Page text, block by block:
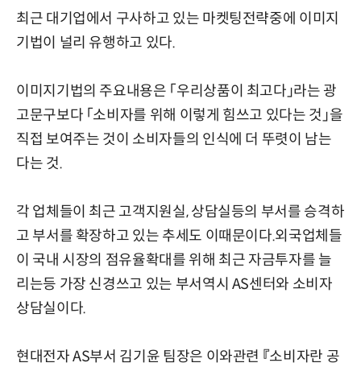
최근 대기업에서 구사하고 있는 마켓팅전략중에 이미지
기법이 널리 유행하고 있다.
이미지기법의 주요내용은 「우리상품이 최고다」라는 광
고문구보다 「소비자를 위해 이렇게 힘쓰고 있다는 것」을
직접 보여주는 것이 소비자들의 인식에 더 뚜렷이 남는
다는 것.
각 업체들이 최근 고객지원실, 상담실등의 부서를 승격하
고 부서를 확장하고 있는 추세도 이때문이다.외국업체들
이 국내 시장의 점유율확대를 위해 최근 자금투자를 늘
리는등 가장 신경쓰고 있는 부서역시 AS센터와 소비자
상담실이다.
현대전자 AS부서 김기윤 팀장은 이와관련 『소비자란 공